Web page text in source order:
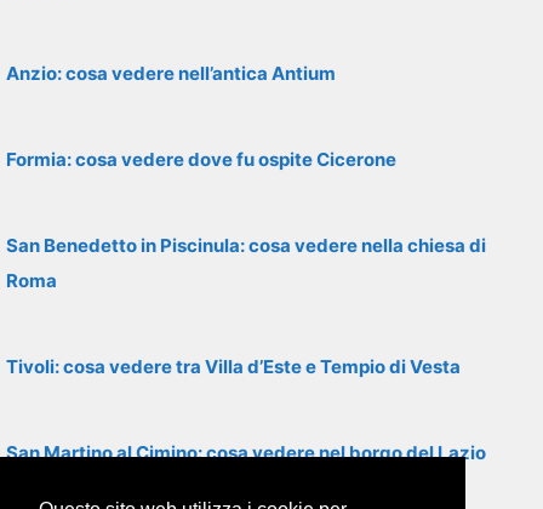
Anzio: cosa vedere nell’antica Antium
Formia: cosa vedere dove fu ospite Cicerone
San Benedetto in Piscinula: cosa vedere nella chiesa di
Roma
Tivoli: cosa vedere tra Villa d’Este e Tempio di Vesta
San Martino al Cimino: cosa vedere nel borgo del Lazio